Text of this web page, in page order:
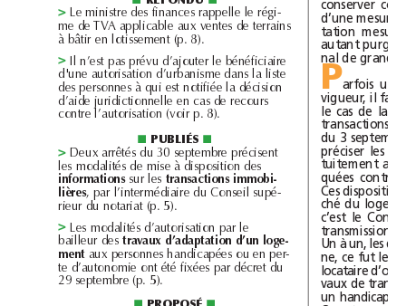
> Le ministre d es finances rappe ll e le
régi-
me de TVA app l
ica bl e aux ventes de terrains
à bâtir en otissement (p.8).
> n’est pas prévu d ’ajouter e bénéficiaire
d 'une autorisation d’ur
b anisme d ans la l iste
d es personnes à qui est notifiée la décision
d’ai
d e juri d
ictionne ll e en cas de recours
contre l ’autorisation (voir p.8).
publiés
> Deux arrêtés du 30septem b re précisent
es mo d
a l ités de mise à d isposition d es
informations sur l es transactions immo
bi-
lières, par l’interméd iaire du Consei l supé-
rieur du notariat (p.5).
> Les mo d
a l ités d ’autorisation par e
bai
ll eur d es travaux d’a
d aptation d ’un l
oge-
ment
aux personnes han
d icapées ou en per-
te d ’autonomie ont été fixées par décret du
29septem b re (p.5).
proposé
conserver
d’une
tation
autant
nal de
P arfois
vigueur,
le
cas de la
transactions
du
préciser
les
tuitement
quées
Ces
ché du
c’est le
transmission
Un à un, les
ne, ce fut le
locataire
vaux de
un handicap